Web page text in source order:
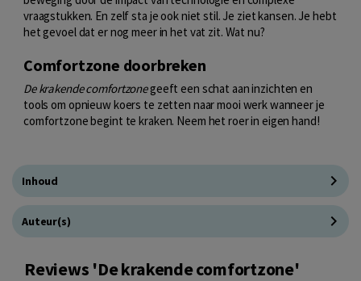
vraagstukken. En zelf sta je ook niet stil. Je ziet kansen. Je hebt
het gevoel dat er nog meer in het vat zit. Wat nu?
Comfortzone doorbreken
De krakende comfortzonegeeft een schat aan inzichten en
tools om opnieuw koers te zetten naar mooi werk wanneer je
comfortzone begint te kraken. Neem het roer in eigen hand!
Inhoud
Auteur(s)
Reviews 'De krakende comfortzone'